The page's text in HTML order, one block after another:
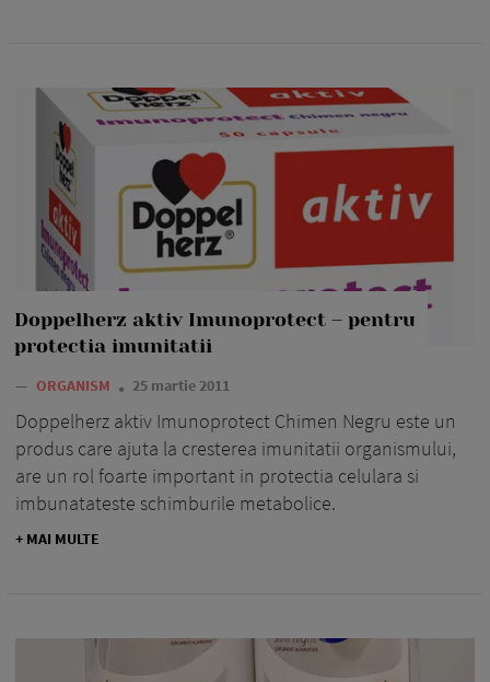
Doppelherz aktiv Imunoprotect – pentru
protectia imunitatii
— ORGANISM 25 martie 2011
Doppelherz aktiv Imunoprotect Chimen Negru este un
produs care ajuta la cresterea imunitatii organismului,
are un rol foarte important in protectia celulara si
imbunatateste schimburile metabolice.
+ MAI MULTE